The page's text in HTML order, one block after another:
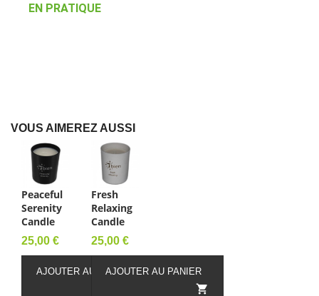
EN PRATIQUE
VOUS AIMEREZ AUSSI
Peaceful
Serenity
Candle
Prix
25,00 €
AJOUTER AU PANIER
Fresh
Relaxing
Candle
Prix
25,00 €
AJOUTER AU PANIER
